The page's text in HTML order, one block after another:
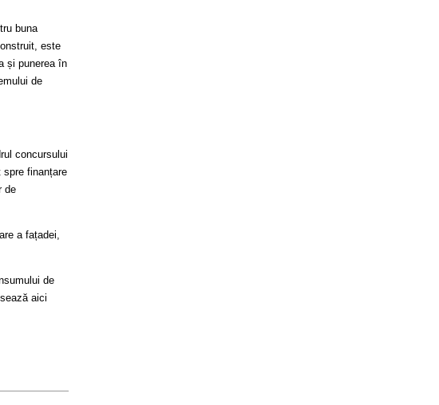
buna
este
și punerea în
de
concursului
spre finanțare
de
a fațadei,
de
aici